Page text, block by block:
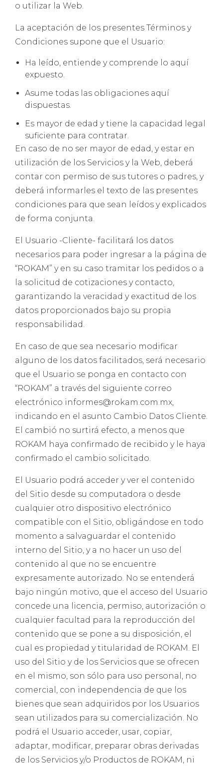
o utilizar la Web.
La aceptación de los presentes Términos y
Condiciones supone que el Usuario:
Ha leído, entiende y comprende lo aquí
expuesto.
Asume todas las obligaciones aquí
dispuestas.
Es mayor de edad y tiene la capacidad legal
suficiente para contratar.
En caso de no ser mayor de edad, y estar en
utilización de los Servicios y la Web, deberá
contar con permiso de sus tutores o padres, y
deberá informarles el texto de las presentes
condiciones para que sean leídos y explicados
de forma conjunta.
El Usuario -Cliente- facilitará los datos
necesarios para poder ingresar a la página de
“ROKAM” y en su caso tramitar los pedidos o a
la solicitud de cotizaciones y contacto,
garantizando la veracidad y exactitud de los
datos proporcionados bajo su propia
responsabilidad.
En caso de que sea necesario modificar
alguno de los datos facilitados, será necesario
que el Usuario se ponga en contacto con
“ROKAM” a través del siguiente correo
electrónico informes@rokam.com.mx,
indicando en el asunto Cambio Datos Cliente.
El cambió no surtirá efecto, a menos que
ROKAM haya confirmado de recibido y le haya
confirmado el cambio solicitado.
El Usuario podrá acceder y ver el contenido
del Sitio desde su computadora o desde
cualquier otro dispositivo electrónico
compatible con el Sitio, obligándose en todo
momento a salvaguardar el contenido
interno del Sitio, y a no hacer un uso del
contenido al que no se encuentre
expresamente autorizado. No se entenderá
bajo ningún motivo, que el acceso del Usuario
concede una licencia, permiso, autorización o
cualquier facultad para la reproducción del
contenido que se pone a su disposición, el
cual es propiedad y titularidad de ROKAM. El
uso del Sitio y de los Servicios que se ofrecen
en el mismo, son sólo para uso personal, no
comercial, con independencia de que los
bienes que sean adquiridos por los Usuarios
sean utilizados para su comercialización. No
podrá el Usuario acceder, usar, copiar,
adaptar, modificar, preparar obras derivadas
de los Servicios y/o Productos de ROKAM, ni